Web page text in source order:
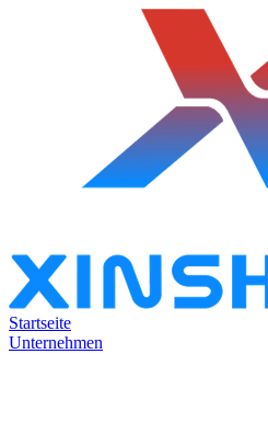
Startseite
Unternehmen